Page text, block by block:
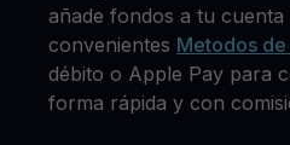
añade fondos a tu
convenientes Metodos
débito o Apple Pay para
forma rápida y con